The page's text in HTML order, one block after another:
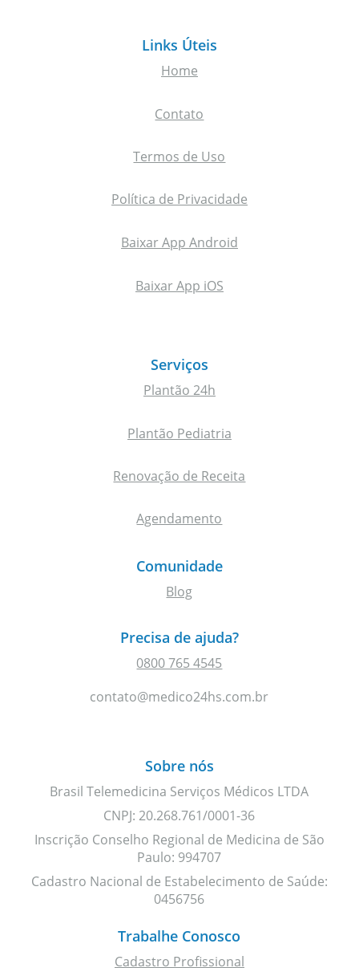
Links Úteis
Home
Contato
Termos de Uso
Política de Privacidade
Baixar App Android
Baixar App iOS
Serviços
Plantão 24h
Plantão Pediatria
Renovação de Receita
Agendamento
Comunidade
Blog
Precisa de ajuda?
0800 765 4545
contato@medico24hs.com.br
Sobre nós
Brasil Telemedicina Serviços Médicos LTDA
CNPJ: 20.268.761/0001-36
Inscrição Conselho Regional de Medicina de São
Paulo: 994707
Cadastro Nacional de Estabelecimento de Saúde:
0456756
Trabalhe Conosco
Cadastro Profissional